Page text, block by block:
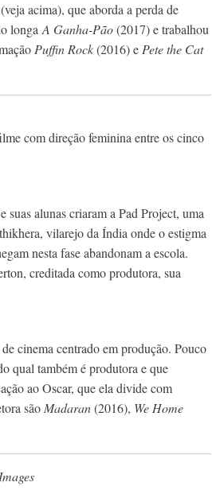
acima), que aborda a perda de
longa A Ganha-Pão(2017) e trabalhou
Puffin Rock(2016) e Pete the Cat
com direção feminina entre os cinco
alunas criaram a Pad Project, uma
vilarejo da Índia onde o estigma
nesta fase abandonam a escola.
creditada como produtora, sua
cinema centrado em produção. Pouco
qual também é produtora e que
ao Oscar, que ela divide com
são Madaran(2016), We Home